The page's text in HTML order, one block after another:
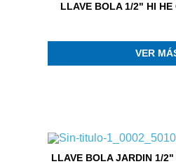
LLAVE BOLA 1/2" HI HE
VER
LLAVE BOLA JARDIN 1/